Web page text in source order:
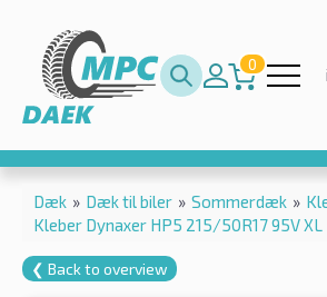
0
Dæk » Dæk til biler » Sommerdæk »
Kleber Dynaxer HP5 215/50R17 95V XL
❮ Back to overview